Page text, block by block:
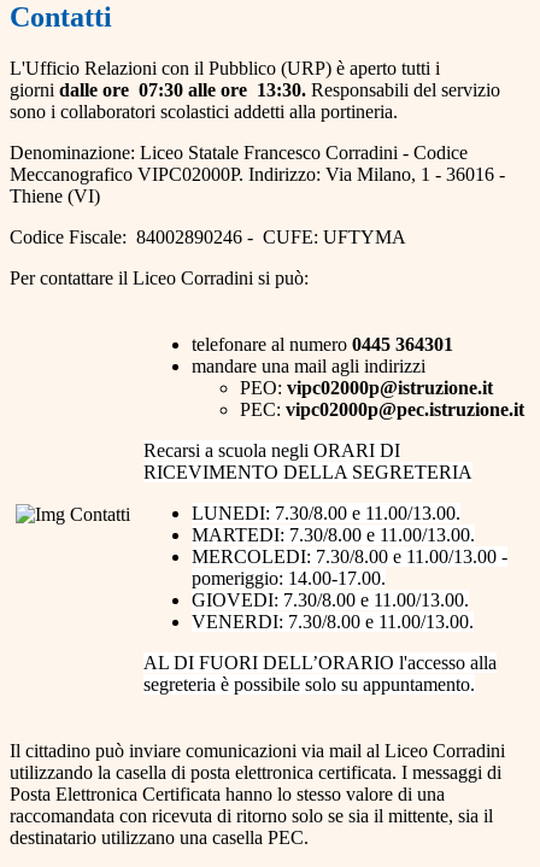
Contatti
L'Ufficio Relazioni con il Pubblico (URP) è aperto tutti i
giorni dalle ore 07:30 alle ore 13:30. Responsabili del servizio
sono i collaboratori scolastici addetti alla portineria.
Denominazione: Liceo Statale Francesco Corradini - Codice
Meccanografico VIPC02000P. Indirizzo: Via Milano, 1 - 36016 -
Thiene (VI)
Codice Fiscale: 84002890246 - CUFE: UFTYMA
Per contattare il Liceo Corradini si può:
telefonare al numero 0445 364301
mandare una mail agli indirizzi
PEO: vipc02000p@istruzione.it
PEC: vipc02000p@pec.istruzione.it
Recarsi a scuola negli ORARI DI
RICEVIMENTO DELLA SEGRETERIA
LUNEDI: 7.30/8.00 e 11.00/13.00.
MARTEDI: 7.30/8.00 e 11.00/13.00.
MERCOLEDI: 7.30/8.00 e 11.00/13.00 -
pomeriggio: 14.00-17.00.
GIOVEDI: 7.30/8.00 e 11.00/13.00.
VENERDI: 7.30/8.00 e 11.00/13.00.
AL DI FUORI DELL’ORARIO l'accesso alla
segreteria è possibile solo su appuntamento.
Il cittadino può inviare comunicazioni via mail al Liceo Corradini
utilizzando la casella di posta elettronica certificata. I messaggi di
Posta Elettronica Certificata hanno lo stesso valore di una
raccomandata con ricevuta di ritorno solo se sia il mittente, sia il
destinatario utilizzano una casella PEC.